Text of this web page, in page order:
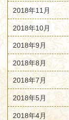
2018年11月
2018年10月
2018年9月
2018年8月
2018年7月
2018年5月
2018年4月